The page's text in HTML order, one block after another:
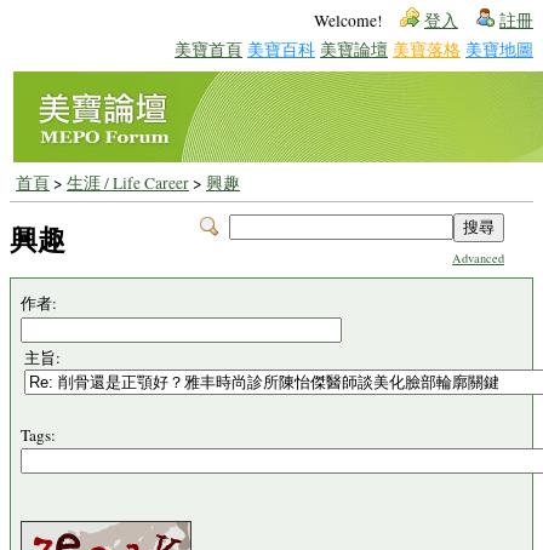
Welcome! 登入 註冊
美寶首頁 美寶百科 美寶論壇 美寶落格 美寶地圖
首頁> 生涯 / Life Career> 興趣
Advanced
興趣
作者:
主旨:
Tags: